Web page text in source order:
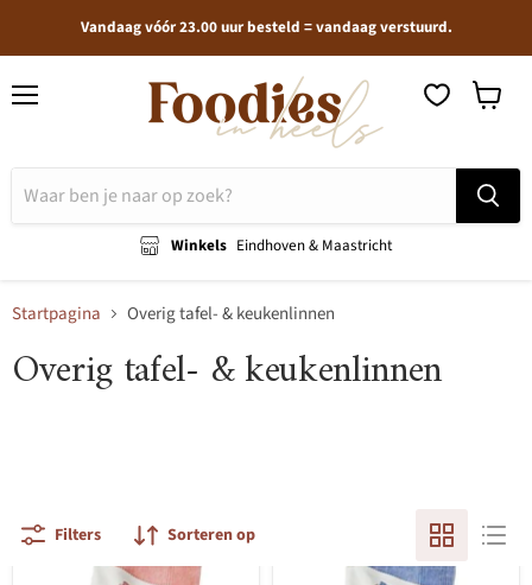
Vandaag vóór 23.00 uur besteld = vandaag verstuurd.
Winkels Eindhoven & Maastricht
Startpagina Overig tafel- & keukenlinnen
Overig tafel- & keukenlinnen
Filters Sorteren op